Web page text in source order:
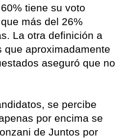
tiene su voto
más del 26%
La otra definición a
que aproximadamente
aseguró que no
se percibe
por encima se
de Juntos por